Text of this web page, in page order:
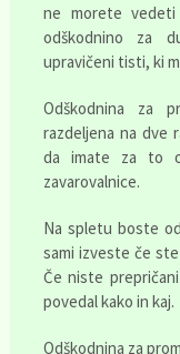
ne morete
odškodnino za
upravičeni tisti, ki
Odškodnina za
razdeljena na dve
da imate za to
zavarovalnice.
Na spletu boste
sami izveste če
Če niste
povedal kako in kaj.
Odškodnina za